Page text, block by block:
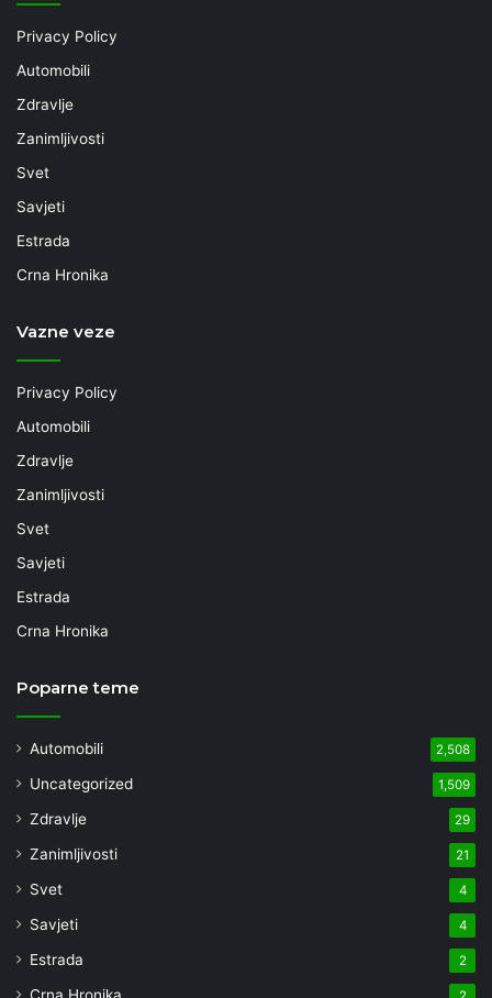
Privacy Policy
Automobili
Zdravlje
Zanimljivosti
Svet
Savjeti
Estrada
Crna Hronika
Vazne veze
Privacy Policy
Automobili
Zdravlje
Zanimljivosti
Svet
Savjeti
Estrada
Crna Hronika
Poparne teme
Automobili 2,508
Uncategorized 1,509
Zdravlje 29
Zanimljivosti 21
Svet 4
Savjeti 4
Estrada 2
Crna Hronika